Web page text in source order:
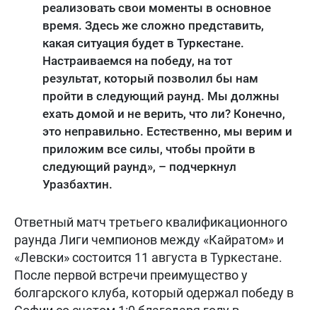
реализовать свои моменты в основное
время. Здесь же сложно представить,
какая ситуация будет в Туркестане.
Настраиваемся на победу, на тот
результат, который позволил бы нам
пройти в следующий раунд. Мы должны
ехать домой и не верить, что ли? Конечно,
это неправильно. Естественно, мы верим и
приложим все силы, чтобы пройти в
следующий раунд», – подчеркнул
Уразбахтин.
Ответный матч третьего квалификационного
раунда Лиги чемпионов между «Кайратом» и
«Левски» состоится 11 августа в Туркестане.
После первой встречи преимущество у
болгарского клуба, который одержал победу в